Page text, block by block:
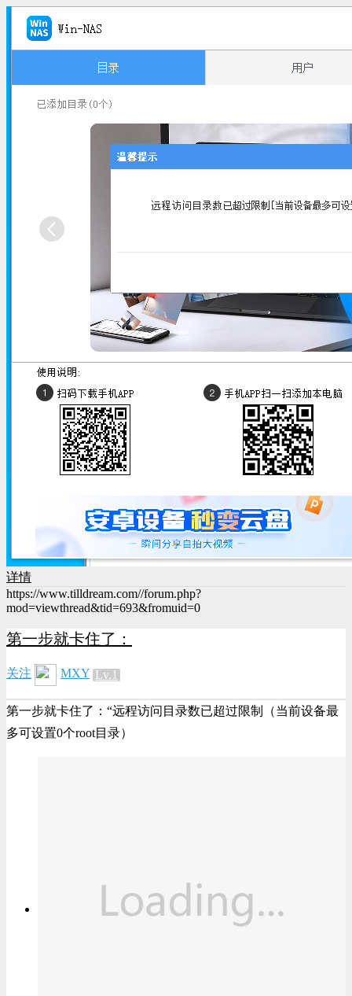
详情
https://www.tilldream.com//forum.php?
mod=viewthread&tid=693&fromuid=0
第一步就卡住了：
关注 MXY Lv.1
第一步就卡住了：“远程访问目录数已超过限制（当前设备最
多可设置0个root目录）